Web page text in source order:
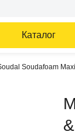
Каталог
Soudafoam